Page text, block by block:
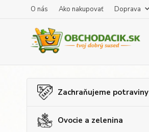
O nás Ako nakupovať Doprava
Zachraňujeme potraviny
Ovocie a zelenina